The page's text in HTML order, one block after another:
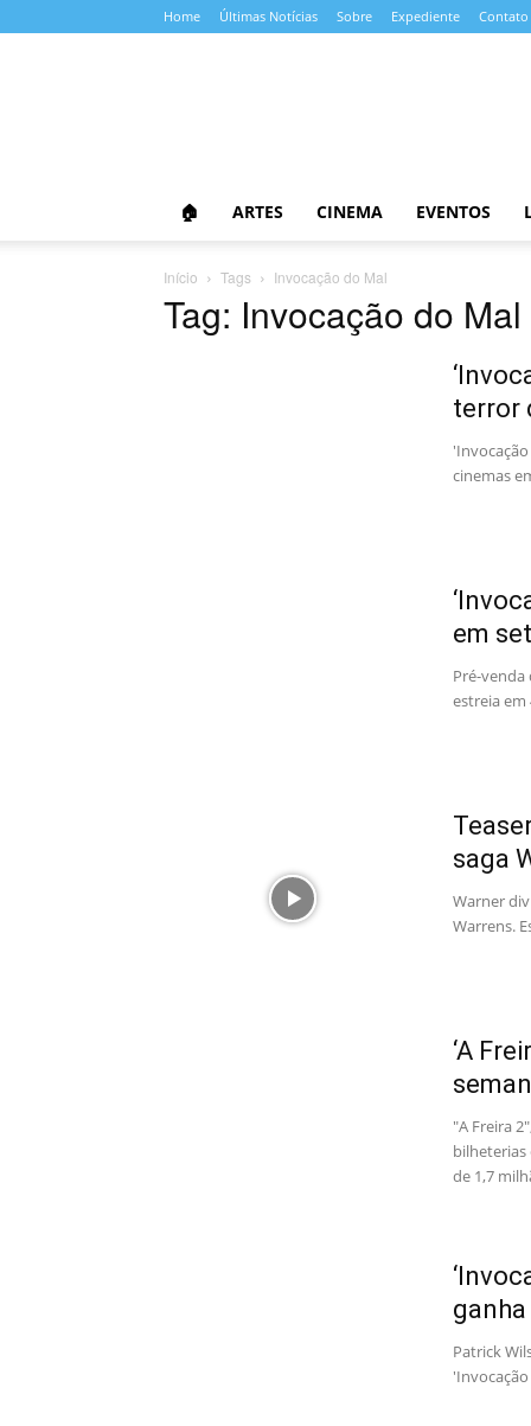
Home Últimas Notícias Sobre Expediente Contato
🏠 ARTES CINEMA EVENTOS
Início Tags Invocação do Mal
Tag: Invocação do Mal
terror
cinemas
em
Pré-venda
estreia em
saga
Warner
Warrens.
‘A
"A Freira
bilheterias
de 1,7
Patrick